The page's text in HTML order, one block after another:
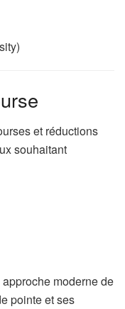
et réductions
souhaitant
moderne de
pointe et ses